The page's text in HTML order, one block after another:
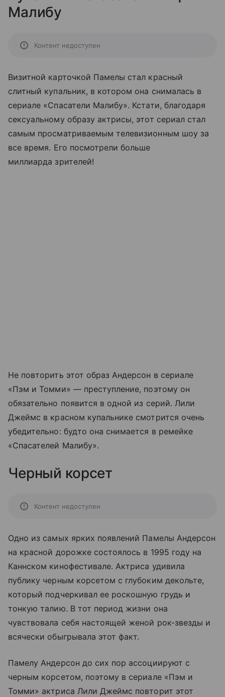
Малибу
Контент недоступен
Визитной карточкой Памелы стал красный
слитный купальник, в котором она снималась в
сериале «Спасатели Малибу». Кстати, благодаря
сексуальному образу актрисы, этот сериал стал
самым просматриваемым телевизионным шоу за
все время. Его посмотрели больше
миллиарда зрителей!
Не повторить этот образ Андерсон в сериале
«Пэм и Томми» — преступление, поэтому он
обязательно появится в одной из серий. Лили
Джеймс в красном купальнике смотрится очень
убедительно: будто она снимается в ремейке
«Спасателей Малибу».
Черный корсет
Контент недоступен
Одно из самых ярких появлений Памелы Андерсон
на красной дорожке состоялось в 1995 году на
Каннском кинофестивале. Актриса удивила
публику черным корсетом с глубоким декольте,
который подчеркивал ее роскошную грудь и
тонкую талию. В тот период жизни она
чувствовала себя настоящей женой рок-звезды и
всячески обыгрывала этот факт.
Памелу Андерсон до сих пор ассоциируют с
черным корсетом, поэтому в сериале «Пэм и
Томми» актриса Лили Джеймс повторит этот